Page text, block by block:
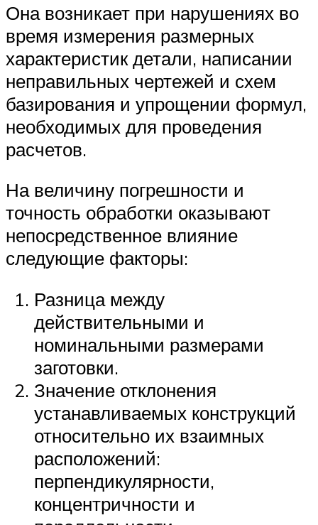
Она возникает при нарушениях во
время измерения размерных
характеристик детали, написании
неправильных чертежей и схем
базирования и упрощении формул,
необходимых для проведения
расчетов.
На величину погрешности и
точность обработки оказывают
непосредственное влияние
следующие факторы:
Разница между
действительными и
номинальными размерами
заготовки.
Значение отклонения
устанавливаемых конструкций
относительно их взаимных
расположений:
перпендикулярности,
концентричности и